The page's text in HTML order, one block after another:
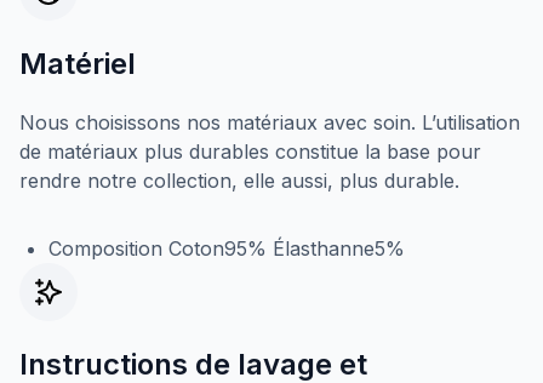
Matériel
Nous choisissons nos matériaux avec soin. L’utilisation
de matériaux plus durables constitue la base pour
rendre notre collection, elle aussi, plus durable.
Composition Coton95% Élasthanne5%
Instructions de lavage et